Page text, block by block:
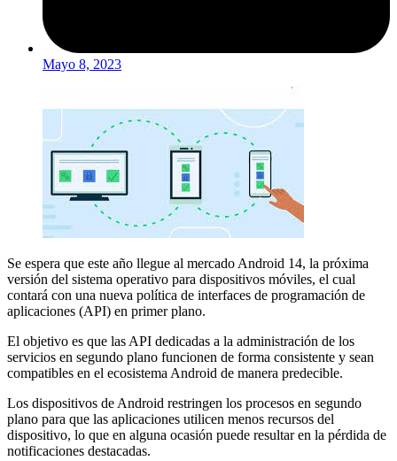
Mayo 8, 2023
Se espera que este año llegue al mercado Android 14, la próxima
versión del sistema operativo para dispositivos móviles, el cual
contará con una nueva política de interfaces de programación de
aplicaciones (API) en primer plano.
El objetivo es que las API dedicadas a la administración de los
servicios en segundo plano funcionen de forma consistente y sean
compatibles en el ecosistema Android de manera predecible.
Los dispositivos de Android restringen los procesos en segundo
plano para que las aplicaciones utilicen menos recursos del
dispositivo, lo que en alguna ocasión puede resultar en la pérdida de
notificaciones destacadas.